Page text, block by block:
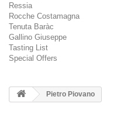
Ressia
Rocche Costamagna
Tenuta Baràc
Gallino Giuseppe
Tasting List
Special Offers
Pietro Piovano